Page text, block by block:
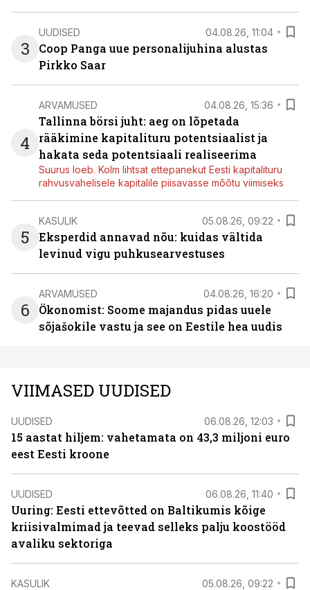
3
UUDISED 04.08.26, 11:04
Coop Panga uue personalijuhina alustas
Pirkko Saar
4
ARVAMUSED 04.08.26, 15:36
Tallinna börsi juht: aeg on lõpetada
rääkimine kapitalituru potentsiaalist ja
hakata seda potentsiaali realiseerima
Suurus loeb. Kolm lihtsat ettepanekut Eesti kapitalituru
rahvusvahelisele kapitalile piisavasse mõõtu viimiseks
5
KASULIK 05.08.26, 09:22
Eksperdid annavad nõu: kuidas vältida
levinud vigu puhkusearvestuses
6
ARVAMUSED 04.08.26, 16:20
Ökonomist: Soome majandus pidas uuele
sõjašokile vastu ja see on Eestile hea uudis
VIIMASED UUDISED
UUDISED 06.08.26, 12:03
15 aastat hiljem: vahetamata on 43,3 miljoni euro
eest Eesti kroone
UUDISED 06.08.26, 11:40
Uuring: Eesti ettevõtted on Baltikumis kõige
kriisivalmimad ja teevad selleks palju koostööd
avaliku sektoriga
KASULIK 05.08.26, 09:22